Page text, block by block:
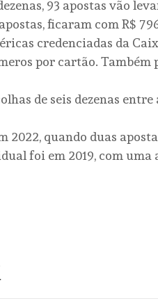
93 apostas vão
ficaram com R$
credenciadas da
por cartão. Também
de seis dezenas entre
2022, quando duas
foi em 2019, com uma